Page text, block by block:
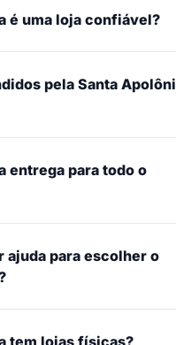
é uma loja confiável?
pela Santa
entrega para todo o
ajuda para escolher o
tem lojas físicas?